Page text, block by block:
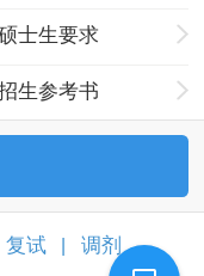
士生要求
生参考书
复试 调剂